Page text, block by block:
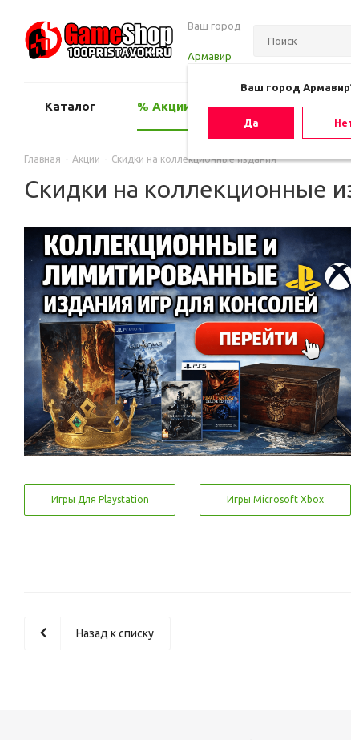
Ваш город
Армавир
Ваш город
Да
Каталог % Акции Оценить игру
Главная - Акции - Скидки на коллекционные издания
Скидки на коллекционные
Игры Для Playstation Игры Microsoft Xbox
Назад к списку